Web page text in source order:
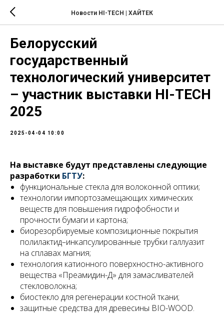
Новости HI-TECH | ХАЙТЕК
Белорусский
государственный
технологический университет
– участник выставки HI-TECH
2025
2025-04-04 10:00
На выставке будут представлены следующие
разработки БГТУ:
функциональные стекла для волоконной оптики;
технологии импортозамещающих химических
веществ для повышения гидрофобности и
прочности бумаги и картона;
биорезорбируемые композиционные покрытия
полилактид–инкапсулированные трубки галлуазит
на сплавах магния;
технология катионного поверхностно-активного
вещества «Преамидин-Д» для замасливателей
стекловолокна;
биостекло для регенерации костной ткани;
защитные средства для древесины BIO-WOOD.